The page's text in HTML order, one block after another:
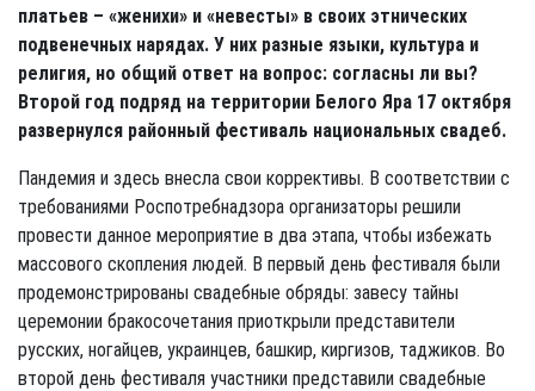
платьев – «женихи» и «невесты» в своих этнических
подвенечных нарядах. У них разные языки, культура и
религия, но общий ответ на вопрос: согласны ли вы?
Второй год подряд на территории Белого Яра 17 октября
развернулся районный фестиваль национальных свадеб.
Пандемия и здесь внесла свои коррективы. В соответствии с
требованиями Роспотребнадзора организаторы решили
провести данное мероприятие в два этапа, чтобы избежать
массового скопления людей. В первый день фестиваля были
продемонстрированы свадебные обряды: завесу тайны
церемонии бракосочетания приоткрыли представители
русских, ногайцев, украинцев, башкир, киргизов, таджиков. Во
второй день фестиваля участники представили свадебные